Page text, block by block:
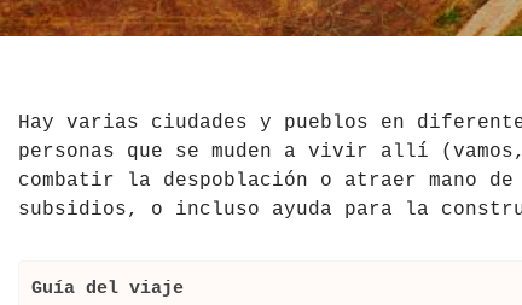
El Salvador
Hawái
México
Paraguay
Jordania
La India
Madagascar
Maldivas
Croacia
Escocia
Eslovenia
Finlandia
Hay varias ciudades y pueblos en
personas que se muden a vivir allí
combatir la despoblación o atraer mano
subsidios, o incluso ayuda para la
Guía del viaje